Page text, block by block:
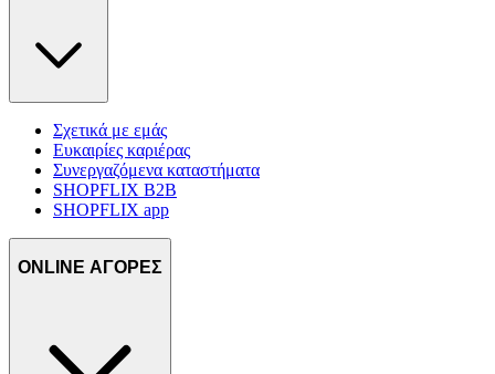
να έχουμε πρόσβαση σε πληροφορίες στη συσκευή σας, με σκοπό
την προβολή εξατομικευμένων διαφημίσεων και περιεχομένου, τις
εικόνα του κοινού μας και την ανάπτυξη προϊόντων. Επίσης,
κοινοποιούμε πληροφορίες σχετικά με την από μέρους σας χρήση
τοποθεσίας μας στους συνεργάτες μέσων κοινωνικής δικτύωσης,
διαφημίσεων και ανάλυσης.
Σχετικά με εμάς
Ευκαιρίες καριέρας
Συνεργαζόμενα καταστήματα
SHOPFLIX B2B
SHOPFLIX app
ONLINE ΑΓΟΡΕΣ